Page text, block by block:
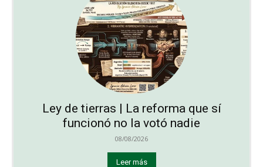
Ley de tierras | La reforma que sí
funcionó no la votó nadie
08/08/2026
Leer más